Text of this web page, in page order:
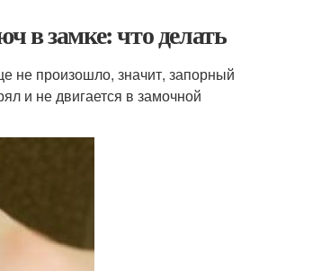
в замке: что делать
не произошло, значит, запорный
и не двигается в замочной